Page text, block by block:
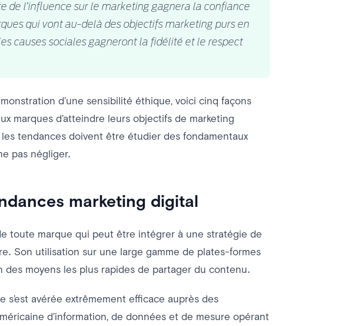
de l’influence sur le marketing gagnera la confiance
qui vont au-delà des objectifs marketing purs en
causes sociales gagneront la fidélité et le respect
d’une sensibilité éthique, voici cinq façons
marques d’atteindre leurs objectifs de marketing
tendances doivent être étudier des fondamentaux
pas négliger.
marketing digital
toute marque qui peut être intégrer à une stratégie de
Son utilisation sur une large gamme de plates-formes
des moyens les plus rapides de partager du contenu.
avérée extrêmement efficace auprès des
d’information, de données et de mesure opérant